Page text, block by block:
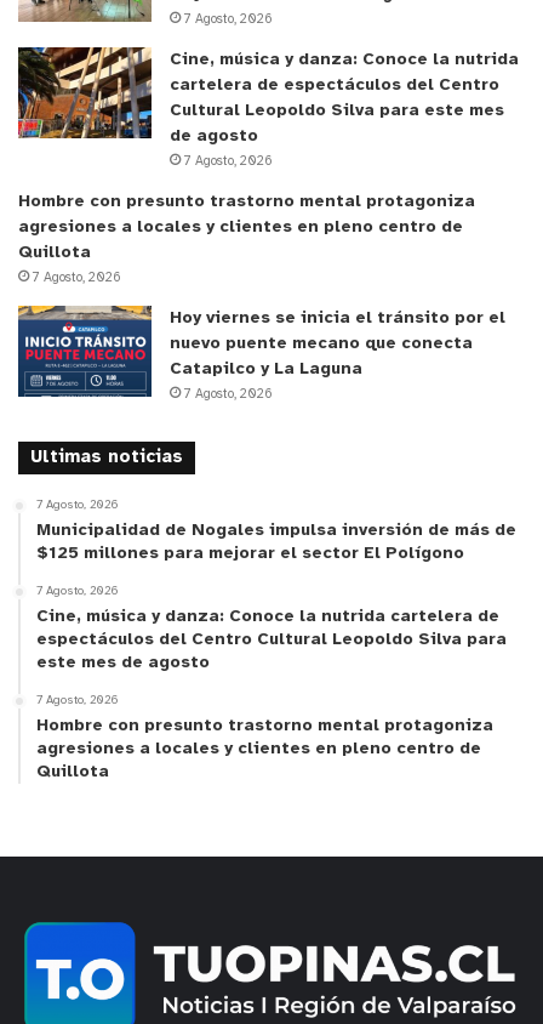
reservados es una infracción, aunque esta acción
solamente sea por unos pocos minutos.
Entonces, ¿de dónde viene esta práctica
errónea? Ante esta respuesta existen muchas
teorías en las que se destaca la falta de
conocimiento de la normativa, el apuro de los
transeúntes y muchas varias más. Pero, a la hora
de establecer responsabilidades, Matías Poblete
apuntó directamente al Estado, tal como se indica
en el “Análisis del Cumplimiento de la Convención
sobre los Derechos de las Personas con
Fundación Chilena de la Discapacidad que acaba
de ser publicado.
En esa línea, el informe publicado por la FCHD
señaló que en el apartado referido a la toma de
conciencia, “Chile no cumple plenamente el
artículo N°8 de la CDPD (Convención sobre los
Derechos de las Personas con Discapacidad)
porque las acciones de sensibilización sobre
discapacidad son esporádicas, no forman parte de
una política sostenida y carecen de coordinación,
recibe quejas contantes por el mal uso de los
estacionamientos exclusivos y, en este punto,
dirige sus críticas a lo que él considera
una fiscalización deficiente. “Esa labor
7 Agosto, 2026
Cine, música y danza: Conoce la nutrida
cartelera de espectáculos del Centro
Cultural Leopoldo Silva para este mes
de agosto
7 Agosto, 2026
Hombre con presunto trastorno mental protagoniza
agresiones a locales y clientes en pleno centro de
Quillota
7 Agosto, 2026
Hoy viernes se inicia el tránsito por el
nuevo puente mecano que conecta
Catapilco y La Laguna
7 Agosto, 2026
Ultimas noticias
7 Agosto, 2026
Municipalidad de Nogales impulsa inversión de más de
$125 millones para mejorar el sector El Polígono
7 Agosto, 2026
Cine, música y danza: Conoce la nutrida cartelera de
espectáculos del Centro Cultural Leopoldo Silva para
este mes de agosto
7 Agosto, 2026
Hombre con presunto trastorno mental protagoniza
agresiones a locales y clientes en pleno centro de
Quillota